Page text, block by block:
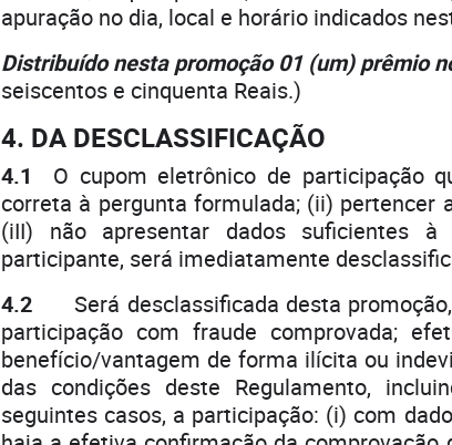
apuração no dia, local e horário indicados
Distribuído nesta promoção 01 (um) prêmio
seiscentos e cinquenta Reais.)
4. DA DESCLASSIFICAÇÃO
4.1
O cupom eletrônico de participação
correta à pergunta formulada; (ii) pertencer
(iII) não apresentar dados suficientes
participante, será imediatamente
4.2 Será desclassificada desta
participação com fraude comprovada;
benefício/vantagem de forma ilícita ou
das condições deste Regulamento,
seguintes casos, a participação: (i) com